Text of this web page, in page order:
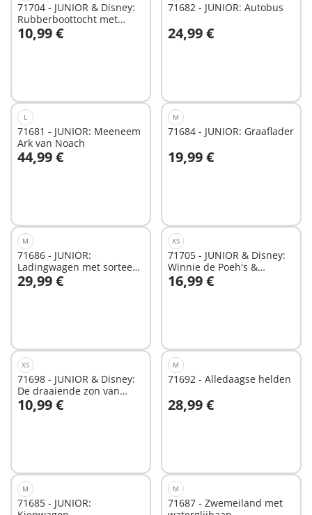
71704 - JUNIOR & Disney:
Rubberboottocht met
Teigetje
10,99 €
In winkelwagen
71682 - JUNIOR: Autobus
24,99 €
In winkelwagen
L
71681 - JUNIOR: Meeneem
Ark van Noach
44,99 €
In winkelwagen
M
71684 - JUNIOR: Graaflader
19,99 €
In winkelwagen
M
71686 - JUNIOR:
Ladingwagen met sorteer-
garage
29,99 €
In winkelwagen
XS
71705 - JUNIOR & Disney:
Winnie de Poeh's &
Knorretje's Wateravontuur
16,99 €
In winkelwagen
XS
71698 - JUNIOR & Disney:
De draaiende zon van
Mickey Mouse met
rammelfun
10,99 €
In winkelwagen
M
71692 - Alledaagse helden
28,99 €
In winkelwagen
M
71685 - JUNIOR:
M
71687 - Zwemeiland met